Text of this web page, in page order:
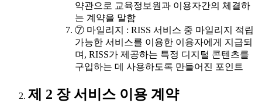
약관으로 교육정보원과 이용자간의 체결하
는 계약을 말함
⑦ 마일리지 : RISS 서비스 중 마일리지 적립
가능한 서비스를 이용한 이용자에게 지급되
며, RISS가 제공하는 특정 디지털 콘텐츠를
구입하는 데 사용하도록 만들어진 포인트
제 2 장 서비스 이용 계약